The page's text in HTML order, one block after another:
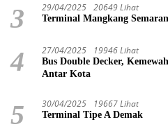
3 29/04/2025 20649 Lihat
Terminal Mangkang
4 27/04/2025 19946 Lihat
Bus Double Decker,
Antar Kota
5 30/04/2025 19667 Lihat
Terminal Tipe A Demak